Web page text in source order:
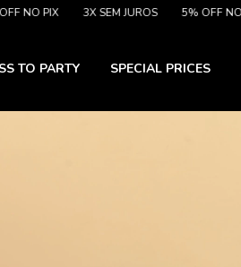
PIX 3X SEM JUROS 5% OFF NO PIX
TO PARTY SPECIAL PRICES